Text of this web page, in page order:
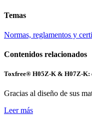
Temas
Normas, reglamentos y
Contenidos relacionados
Toxfree® H05Z-K & H07Z-K:
Gracias al diseño de sus
Leer más